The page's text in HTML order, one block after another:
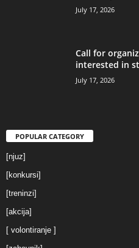
July 17, 2026
Call for
interested in
July 17, 2026
POPULAR CATEGORY
[njuz]
[konkursi]
[treninzi]
[akcija]
[ volontiranje ]